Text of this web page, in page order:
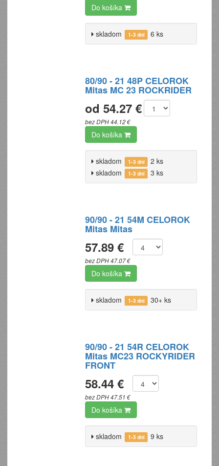
Do košíka
skladom 1-3 dni 6 ks
80/90 - 21 48P CELOROK
Mitas MC 23 ROCKRIDER
od 54.27 €
bez DPH 44.12 €
Do košíka
skladom 1-3 dni
2 ks
skladom
1-3 dni 3 ks
90/90 - 21 54M CELOROK
Mitas Mitas
57.89 €
bez DPH 47.07 €
Do košíka
skladom 1-3 dni 30+ ks
90/90 - 21 54R CELOROK
Mitas MC23 ROCKYRIDER
FRONT
58.44 €
bez DPH 47.51 €
Do košíka
skladom 1-3 dni 9 ks